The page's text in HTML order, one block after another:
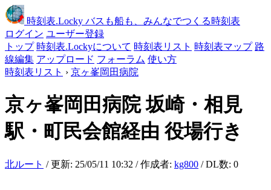
時刻表.Locky バスも船も、みんなでつくる時刻表
ログイン ユーザー登録
トップ 時刻表.Lockyについて 時刻表リスト 時刻表マップ 路
線編集 アップロード フォーラム 使い方
時刻表リスト › 京ヶ峯岡田病院
京ヶ峯岡田病院坂崎・相見
駅・町民会館経由 役場行き
北ルート / 更新: 25/05/11 10:32 / 作成者: kg800 / DL数: 0